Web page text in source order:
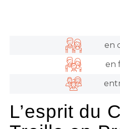
en
en
L’esprit du